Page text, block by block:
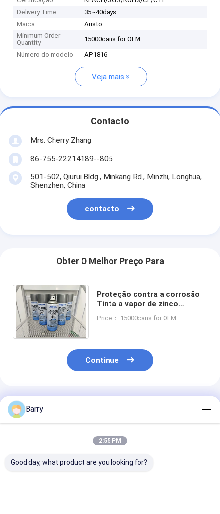
Delivery Time
35~40days
Marca
Aristo
Minimum Order
Quantity
15000cans for OEM
Número do modelo AP1816
Veja mais
Contacto
Mrs. Cherry Zhang
86-755-22214189--805
501-502, Qiurui Bldg., Minkang Rd., Minzhi, Longhua,
Shenzhen, China
contacto
Obter O Melhor Preço Para
Proteção contra a corrosão
Tinta a vapor de zinco
revestimento profissional
Price： 15000cans for OEM
Continue
Produtos Recomendados
Barry
2:55 PM
Good day, what product are you looking for?